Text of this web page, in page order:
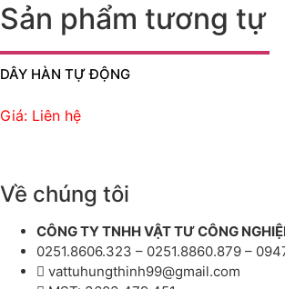
Sản phẩm tương tự
DÂY HÀN TỰ ĐỘNG
Giá: Liên hệ
Về chúng tôi
CÔNG TY TNHH VẬT TƯ CÔNG
0251.8606.323 – 0251.8860.879 –
vattuhungthinh99@gmail.com